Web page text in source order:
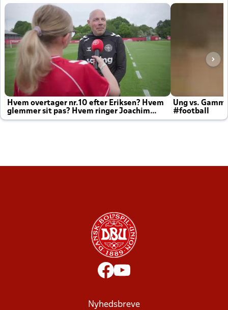
Hvem overtager nr.10 efter Eriksen? Hvem
glemmer sit pas? Hvem ringer Joachim
altid til efter kampe?
Ung vs.
#football
Nyhedsbreve